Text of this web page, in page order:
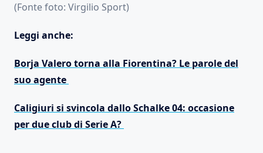
(Fonte foto: Virgilio Sport)
Leggi anche:
Borja Valero torna alla Fiorentina? Le parole del
suo agente
Caligiuri si svincola dallo Schalke 04: occasione
per due club di Serie A?